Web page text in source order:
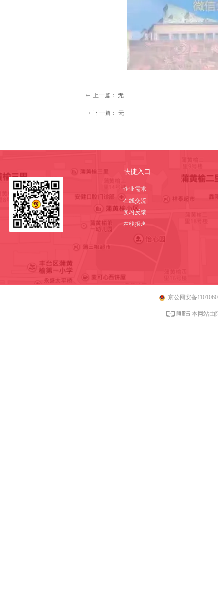
ꂃ 上一篇： 无
ꁹ 下一篇： 无
快捷入口
企业需求
在线交流
实习反馈
在线报名
京公网安备
本网站由